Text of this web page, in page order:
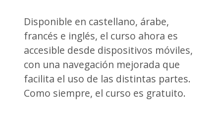
Disponible en castellano, árabe,
francés e inglés, el curso ahora es
accesible desde dispositivos móviles,
con una navegación mejorada que
facilita el uso de las distintas partes.
Como siempre, el curso es gratuito.